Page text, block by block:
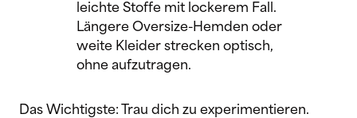
leichte Stoffe mit lockerem Fall.
Längere Oversize-Hemden oder
weite Kleider strecken optisch,
ohne aufzutragen.
Das Wichtigste: Trau dich zu experimentieren.